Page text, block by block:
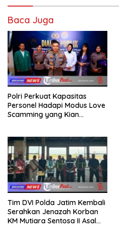
Baca Juga
Polri Perkuat Kapasitas
Personel Hadapi Modus Love
Scamming yang Kian
Tim DVI Polda Jatim Kembali
Serahkan Jenazah Korban
KM Mutiara Sentosa II Asal